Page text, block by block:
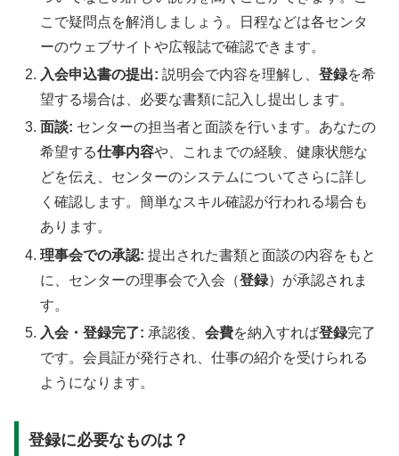
こで疑問点を解消しましょう。日程などは各センタ
ーのウェブサイトや広報誌で確認できます。
入会申込書の提出: 説明会で内容を理解し、登録を希
望する場合は、必要な書類に記入し提出します。
面談: センターの担当者と面談を行います。あなたの
希望する仕事内容や、これまでの経験、健康状態な
どを伝え、センターのシステムについてさらに詳し
く確認します。簡単なスキル確認が行われる場合も
あります。
理事会での承認: 提出された書類と面談の内容をもと
に、センターの理事会で入会（登録）が承認されま
す。
入会・登録完了: 承認後、会費を納入すれば登録完了
です。会員証が発行され、仕事の紹介を受けられる
ようになります。
登録に必要なものは？